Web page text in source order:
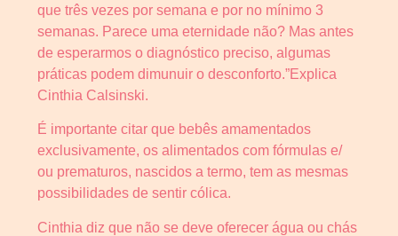
que três vezes por semana e por no mínimo 3
semanas. Parece uma eternidade não? Mas antes
de esperarmos o diagnóstico preciso, algumas
práticas podem dimunuir o desconforto.”Explica
Cinthia Calsinski.
É importante citar que bebês amamentados
exclusivamente, os alimentados com fórmulas e/
ou prematuros, nascidos a termo, tem as mesmas
possibilidades de sentir cólica.
Cinthia diz que não se deve oferecer água ou chás